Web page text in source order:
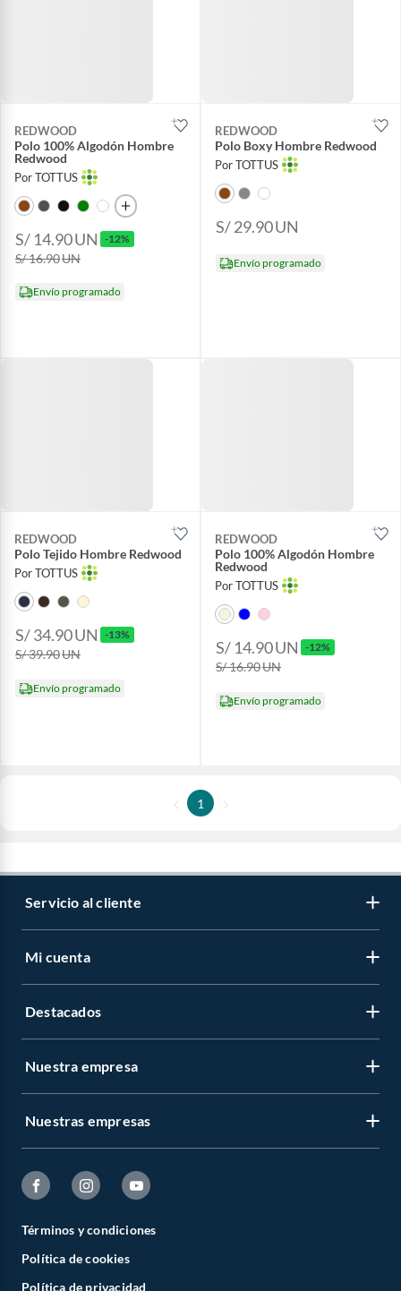
REDWOOD
Polo 100% Algodón Hombre
Redwood
Por TOTTUS
S/ 14.90UN -12%
S/ 16.90UN
Envío programado
REDWOOD
Polo Boxy Hombre Redwood
Por TOTTUS
S/ 29.90UN
Envío programado
REDWOOD
Polo Tejido Hombre Redwood
Por TOTTUS
S/ 34.90UN -13%
S/ 39.90UN
Envío programado
REDWOOD
Polo 100% Algodón Hombre
Redwood
Por TOTTUS
S/ 14.90UN -12%
S/ 16.90UN
Envío programado
1
Servicio al cliente
Mi cuenta
Destacados
Nuestra empresa
Nuestras empresas
Términos y condiciones
Política de cookies
Política de privacidad